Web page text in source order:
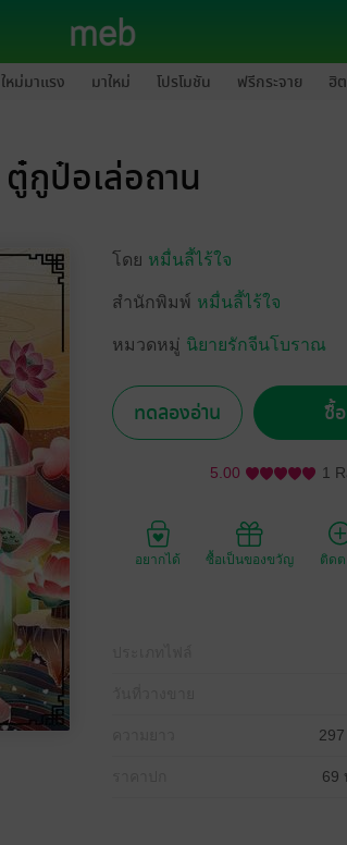
ใหม่มาแรง มาใหม่ โปรโมชัน ฟรีกระจาย ฮิ
ตู๋กูป๋อเล่อถาน
โดย หมื่นลี้ไร้ใจ
สำนักพิมพ์ หมื่นลี้ไร้ใจ
หมวดหมู่ นิยายรักจีนโบราณ
ทดลองอ่าน ซื้
5.00 1
อยากได้ ซื้อเป็นของขวัญ ติด
69